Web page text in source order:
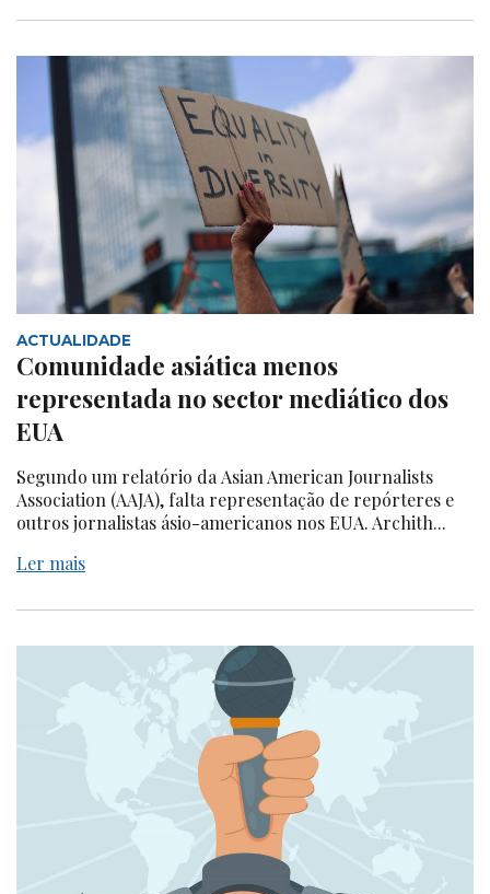
ACTUALIDADE
Comunidade asiática menos
representada no sector mediático dos
EUA
Segundo um relatório da Asian American Journalists
Association (AAJA), falta representação de repórteres e
outros jornalistas ásio-americanos nos EUA. Archith...
Ler mais